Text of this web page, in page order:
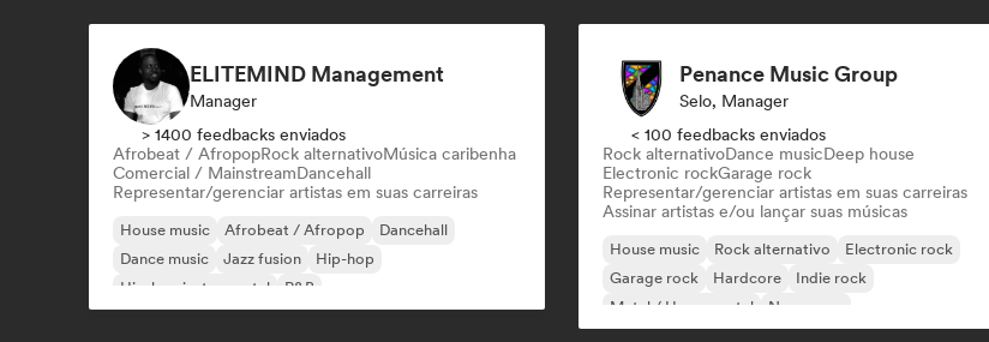
ELITEMIND Management
Manager
> 1400 feedbacks enviados
Afrobeat / AfropopRock alternativoMúsica caribenha
Comercial / MainstreamDancehall
Representar/gerenciar artistas em suas carreiras
House music Afrobeat / Afropop
Dancehall
Dance music
Jazz fusion
Hip-hop
Hip-hop instrumental
R&B
Penance Music Group
Selo, Manager
< 100 feedbacks enviados
Rock alternativoDance musicDeep house
Electronic rockGarage rock
Representar/gerenciar artistas em suas carreiras
Assinar artistas e/ou lançar suas músicas
House music Rock alternativo
Electronic rock
Garage rock
Hardcore
Indie rock
Metal / Heavy metal
New wave